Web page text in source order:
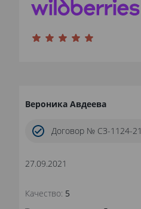
Вероника Авдеева
Договор № СЗ-1124-21
27.09.2021
Качество: 5